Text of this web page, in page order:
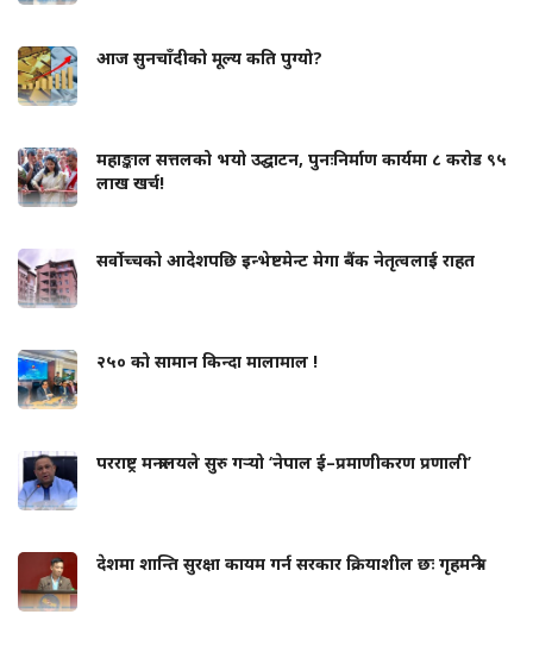
आज सुनचाँदीको मूल्य कति पुग्यो?
महाङ्काल सत्तलको भयो उद्घाटन, पुनःनिर्माण कार्यमा ८ करोड ९५
लाख खर्च!
सर्वोच्चको आदेशपछि इन्भेष्टमेन्ट मेगा बैंक नेतृत्वलाई राहत
२५० को सामान किन्दा मालामाल !
परराष्ट्र मन्त्रालयले सुरु गर्‍यो ‘नेपाल ई–प्रमाणीकरण प्रणाली’
देशमा शान्ति सुरक्षा कायम गर्न सरकार क्रियाशील छः गृहमन्त्री